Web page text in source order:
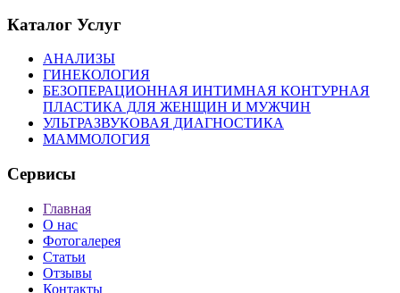
Каталог Услуг
АНАЛИЗЫ
ГИНЕКОЛОГИЯ
БЕЗОПЕРАЦИОННАЯ ИНТИМНАЯ КОНТУРНАЯ
ПЛАСТИКА ДЛЯ ЖЕНЩИН И МУЖЧИН
УЛЬТРАЗВУКОВАЯ ДИАГНОСТИКА
МАММОЛОГИЯ
Сервисы
Главная
О нас
Фотогалерея
Статьи
Отзывы
Контакты